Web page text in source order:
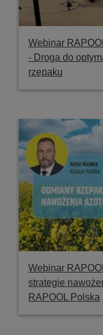
Webinar
- Droga do
rzepaku
Webinar
strategie
RAPOOL Polska